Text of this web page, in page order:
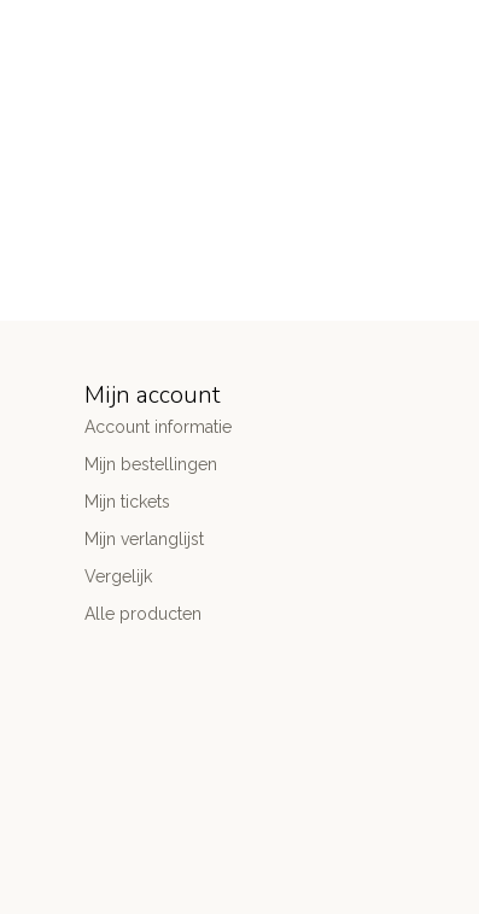
Mijn account
Account informatie
Mijn bestellingen
Mijn tickets
Mijn verlanglijst
Vergelijk
Alle producten